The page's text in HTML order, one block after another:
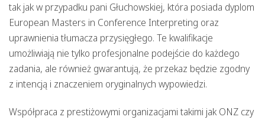
tak jak w przypadku pani Głuchowskiej, która posiada dyplom
European Masters in Conference Interpreting oraz
uprawnienia tłumacza przysięgłego. Te kwalifikacje
umożliwiają nie tylko profesjonalne podejście do każdego
zadania, ale również gwarantują, że przekaz będzie zgodny
z intencją i znaczeniem oryginalnych wypowiedzi.
Współpraca z prestiżowymi organizacjami takimi jak ONZ czy